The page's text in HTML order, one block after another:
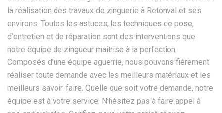
la réalisation des travaux de zinguerie à Retonval et ses
environs. Toutes les astuces, les techniques de pose,
d’entretien et de réparation sont des interventions que
notre équipe de zingueur maitrise à la perfection.
Composés d’une équipe aguerrie, nous pouvons fièrement
réaliser toute demande avec les meilleurs matériaux et les
meilleurs savoir-faire. Quelle que soit votre demande, notre
équipe est à votre service. N’hésitez pas à faire appel à